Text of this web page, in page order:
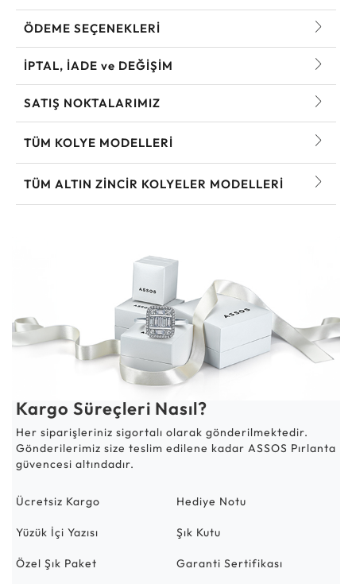
ÖDEME SEÇENEKLERİ
İPTAL, İADE ve DEĞİŞİM
SATIŞ NOKTALARIMIZ
TÜM KOLYE MODELLERI
TÜM ALTIN ZINCIR KOLYELER MODELLERI
Kargo Süreçleri Nasıl?
Her siparişleriniz sigortalı olarak gönderilmektedir.
Gönderilerimiz size teslim edilene kadar ASSOS Pırlanta
güvencesi altındadır.
Ücretsiz Kargo Hediye Notu
Yüzük İçi Yazısı Şık Kutu
Özel Şık Paket Garanti Sertifikası